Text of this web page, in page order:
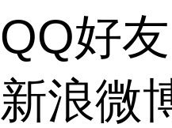
QQ好友
新浪微